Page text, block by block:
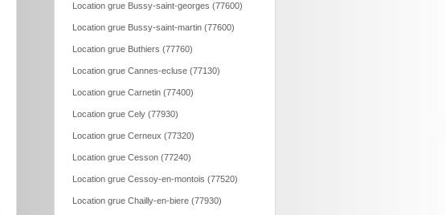
Location grue Bussy-saint-georges (77600)
Location grue Bussy-saint-martin (77600)
Location grue Buthiers (77760)
Location grue Cannes-ecluse (77130)
Location grue Carnetin (77400)
Location grue Cely (77930)
Location grue Cerneux (77320)
Location grue Cesson (77240)
Location grue Cessoy-en-montois (77520)
Location grue Chailly-en-biere (77930)